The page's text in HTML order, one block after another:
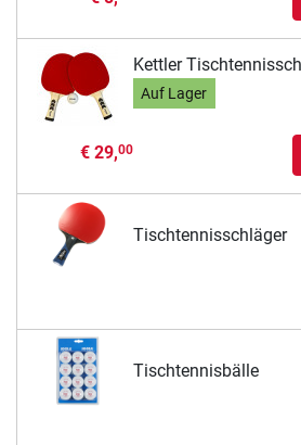
Kettler
Auf Lager
€ 29,00
Tischtennisschläger
Tischtennisbälle